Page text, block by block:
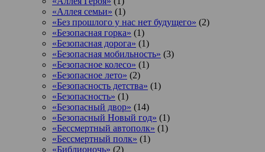
«Аллея семьи» (1)
«Без прошлого у нас нет будущего» (2)
«Безопасная горка» (1)
«Безопасная дорога» (1)
«Безопасная мобильность» (3)
«Безопасное колесо» (1)
«Безопасное лето» (2)
«Безопасность детства» (1)
«Безопасность» (1)
«Безопасный двор» (14)
«Безопасный Новый год» (1)
«Бессмертный автополк» (1)
«Бессмертный полк» (1)
«Библионочь» (2)